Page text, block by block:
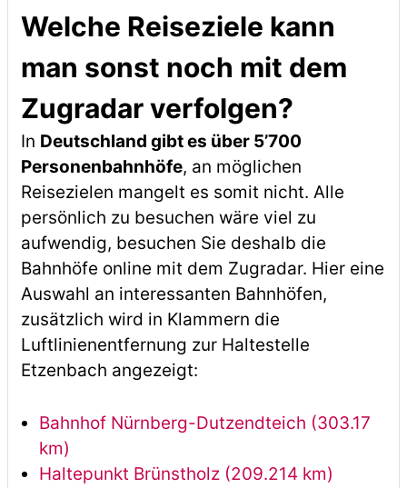
Welche Reiseziele kann
man sonst noch mit dem
Zugradar verfolgen?
In Deutschland gibt es über 5’700
Personenbahnhöfe, an möglichen
Reisezielen mangelt es somit nicht. Alle
persönlich zu besuchen wäre viel zu
aufwendig, besuchen Sie deshalb die
Bahnhöfe online mit dem Zugradar. Hier eine
Auswahl an interessanten Bahnhöfen,
zusätzlich wird in Klammern die
Luftlinienentfernung zur Haltestelle
Etzenbach angezeigt:
Bahnhof Nürnberg-Dutzendteich (303.17
km)
Haltepunkt Brünstholz (209.214 km)